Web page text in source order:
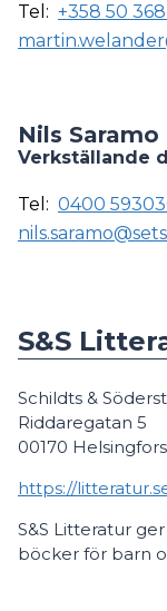
Tel: +358 50
Nils Saramo
Verkställande
Tel: 0400
S&S
Schildts &
Riddaregatan 5
00170 Helsingfors
https://
S&S Litteratur
böcker för barn